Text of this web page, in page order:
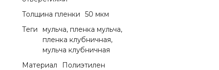
Толщина пленки
50 мкм
Теги
мульча, пленка мульча,
пленка клубничная,
мульча клубничная
Материал
Полиэтилен